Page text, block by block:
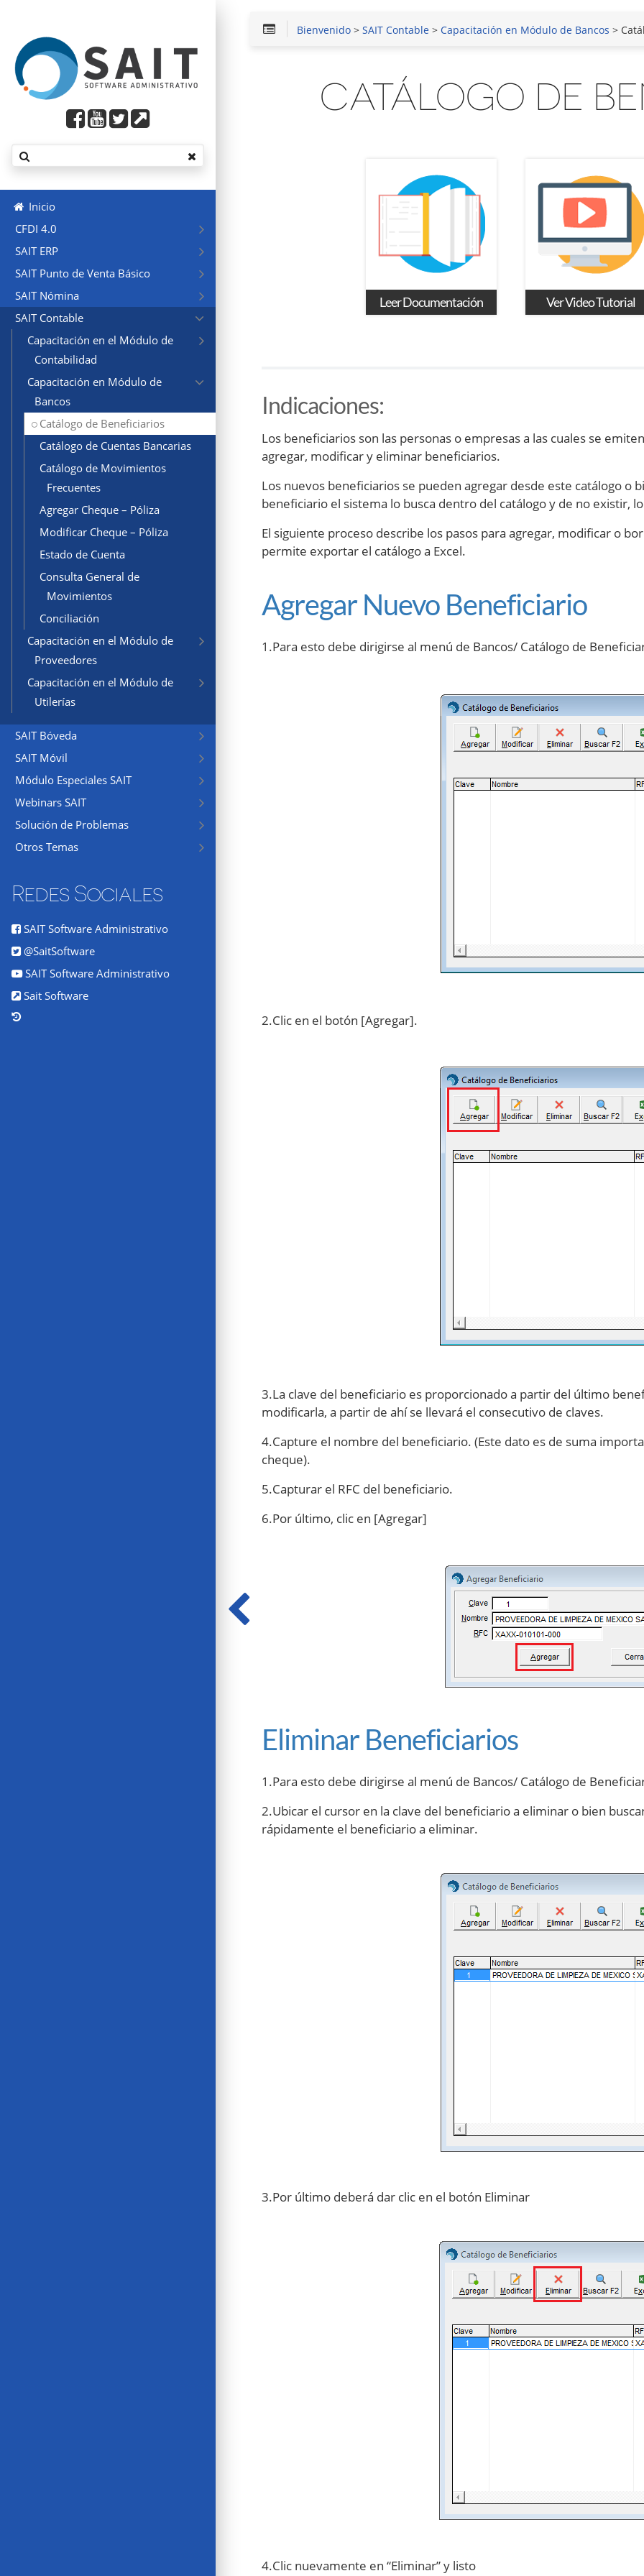
Inicio
CFDI 4.0
SAIT ERP
SAIT Punto de Venta Básico
SAIT Nómina
SAIT Contable
Capacitación en el Módulo de
Contabilidad
Capacitación en Módulo de
Bancos
Catálogo de Beneficiarios
Catálogo de Cuentas Bancarias
Catálogo de Movimientos
Frecuentes
Agregar Cheque – Póliza
Modificar Cheque – Póliza
Estado de Cuenta
Consulta General de
Movimientos
Conciliación
Capacitación en el Módulo de
Proveedores
Capacitación en el Módulo de
Utilerías
SAIT Bóveda
SAIT Móvil
Módulo Especiales SAIT
Webinars SAIT
Solución de Problemas
Otros Temas
Redes Sociales
SAIT Software Administrativo
@SaitSoftware
SAIT Software Administrativo
Sait Software
Bienvenido >SAIT Contable >Capacitación en Módulo de Bancos >
CATÁLOGO DE
Leer Documentación Ver Video Tutorial
Indicaciones:
Los beneficiarios son las personas o empresas a las cuales se
agregar, modificar y eliminar beneficiarios.
Los nuevos beneficiarios se pueden agregar desde este catálogo o
beneficiario el sistema lo busca dentro del catálogo y de no existir,
El siguiente proceso describe los pasos para agregar, modificar o
permite exportar el catálogo a Excel.
Agregar Nuevo Beneficiario
1.Para esto debe dirigirse al menú de Bancos/ Catálogo de
2.Clic en el botón [Agregar].
3.La clave del beneficiario es proporcionado a partir del último
modificarla, a partir de ahí se llevará el consecutivo de claves.
4.Capture el nombre del beneficiario. (Este dato es de suma
cheque).
5.Capturar el RFC del beneficiario.
6.Por último, clic en [Agregar]
Eliminar Beneficiarios
1.Para esto debe dirigirse al menú de Bancos/ Catálogo de
2.Ubicar el cursor en la clave del beneficiario a eliminar o bien
rápidamente el beneficiario a eliminar.
3.Por último deberá dar clic en el botón Eliminar
4.Clic nuevamente en “Eliminar” y listo